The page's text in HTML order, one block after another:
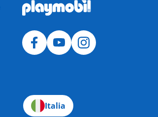
Italia